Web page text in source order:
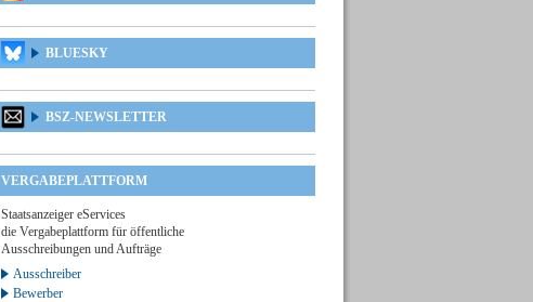
BLUESKY
BSZ-NEWSLETTER
VERGABEPLATTFORM
Staatsanzeiger eServices
die Vergabeplattform für öffentliche
Ausschreibungen und Aufträge
Ausschreiber
Bewerber